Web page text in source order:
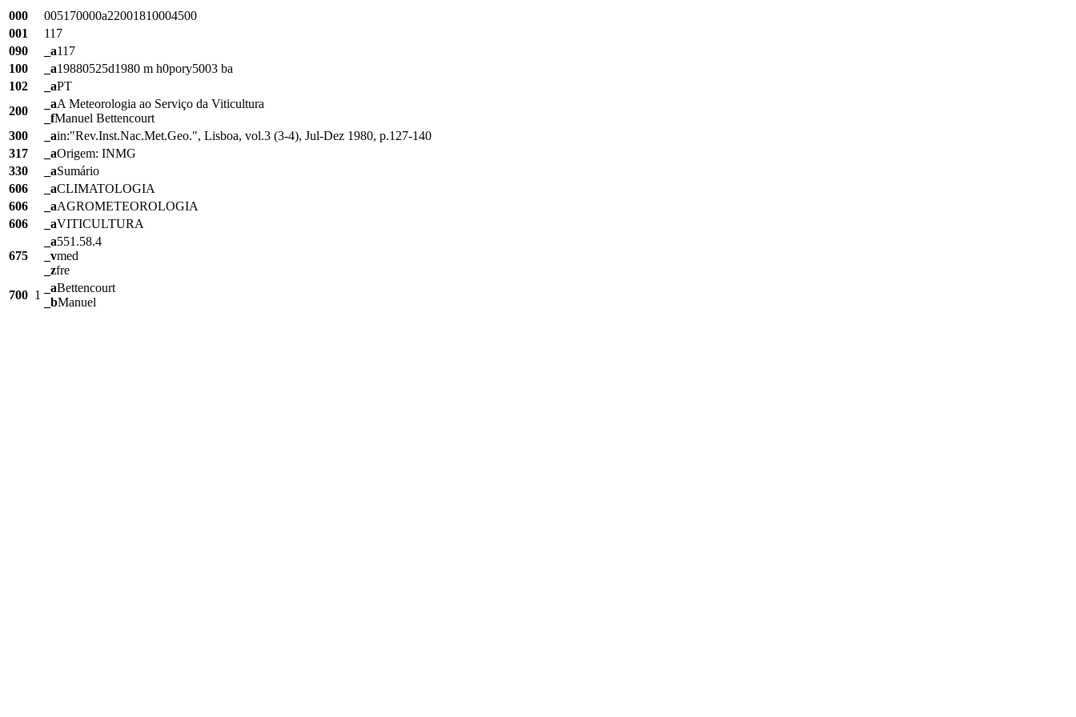
000
005170000a22001810004500
001
117
090
_a117
100
_a19880525d1980 m h0pory5003 ba
102
_aPT
200
_aA Meteorologia ao Serviço da Viticultura
_fManuel Bettencourt
300
_ain:"Rev.Inst.Nac.Met.Geo.", Lisboa, vol.3 (3-4), Jul-Dez 1980, p.127-140
317
_aOrigem: INMG
330
_aSumário
606
_aCLIMATOLOGIA
606
_aAGROMETEOROLOGIA
606
_aVITICULTURA
675
_a551.58.4
_vmed
_zfre
700 1
_aBettencourt
_bManuel